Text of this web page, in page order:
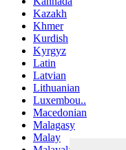
Kazakh
Khmer
Kurdish
Kyrgyz
Latin
Latvian
Lithuanian
Luxembou..
Macedonian
Malagasy
Malay